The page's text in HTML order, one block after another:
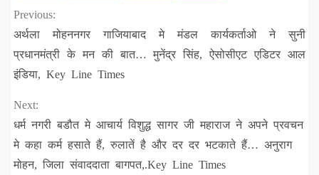
Continue
Reading
Previous:
अर्थला मोहननगर गाजियाबाद मे मंडल कार्यकर्ताओ ने सुनी
प्रधानमंत्री के मन की बात… मुनेंद्र सिंह, ऐसोसीएट एडिटर आल
इंडिया, Key Line Times
Next:
धर्म नगरी बडौत मे आचार्य विशुद्ध सागर जी महाराज ने अपने प्रवचन
मे कहा कर्म हसाते हैं, रुलातें है और दर दर भटकाते हैं… अनुराग
मोहन, जिला संवाददाता बागपत,.Key Line Times